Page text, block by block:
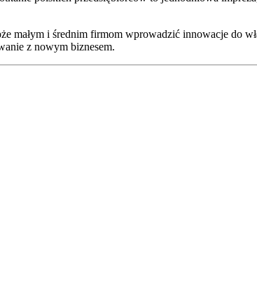
i średnim firmom wprowadzić innowacje do
z nowym biznesem.